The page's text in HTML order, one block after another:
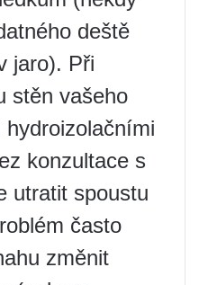
deště
jaro). Při
stěn vašeho
konzultace s
utratit spoustu
často
změnit